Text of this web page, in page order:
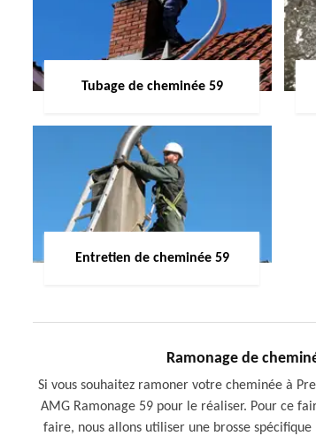
Tubage de cheminée 59
Entretien de cheminée 59
Ramonage de
Si vous souhaitez ramoner votre cheminée à
AMG Ramonage 59 pour le réaliser. Pour ce
faire, nous allons utiliser une brosse